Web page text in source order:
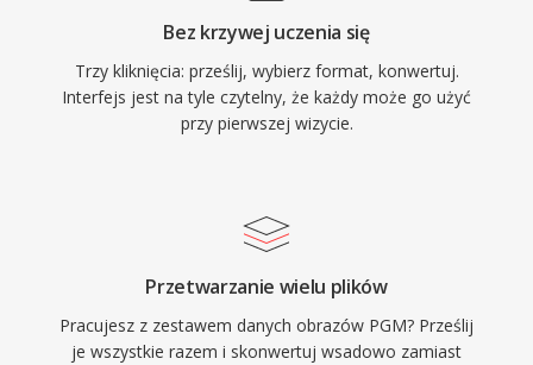
Bez krzywej uczenia się
Trzy kliknięcia: prześlij, wybierz format, konwertuj.
Interfejs jest na tyle czytelny, że każdy może go użyć
przy pierwszej wizycie.
Przetwarzanie wielu plików
Pracujesz z zestawem danych obrazów PGM? Prześlij
je wszystkie razem i skonwertuj wsadowo zamiast